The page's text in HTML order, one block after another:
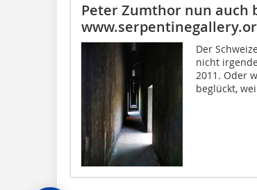
Peter Zumthor nun auch
Der
nicht
2011. Oder
beglückt,